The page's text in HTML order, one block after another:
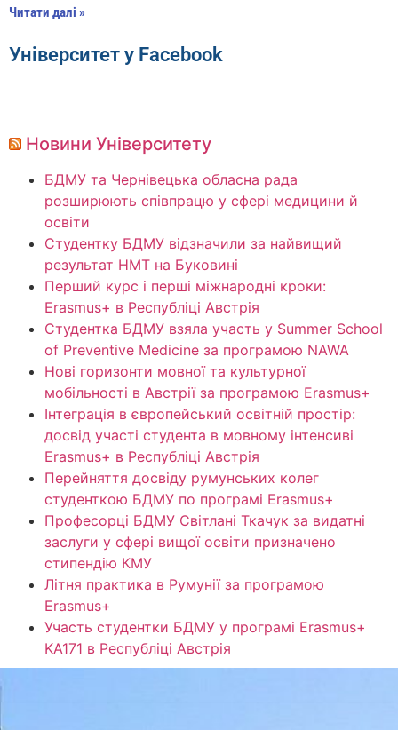
Читати далі »
Університет у Facebook
Новини Університету
БДМУ та Чернівецька обласна рада
розширюють співпрацю у сфері медицини й
освіти
Студентку БДМУ відзначили за найвищий
результат НМТ на Буковині
Перший курс і перші міжнародні кроки:
Erasmus+ в Республіці Австрія
Студентка БДМУ взяла участь у Summer School
of Preventive Medicine за програмою NAWA
Нові горизонти мовної та культурної
мобільності в Австрії за програмою Erasmus+
Інтеграція в європейський освітній простір:
досвід участі студента в мовному інтенсиві
Erasmus+ в Республіці Австрія
Перейняття досвіду румунських колег
студенткою БДМУ по програмі Erasmus+
Професорці БДМУ Світлані Ткачук за видатні
заслуги у сфері вищої освіти призначено
стипендію КМУ
Літня практика в Румунії за програмою
Erasmus+
Участь студентки БДМУ у програмі Erasmus+
KA171 в Республіці Австрія